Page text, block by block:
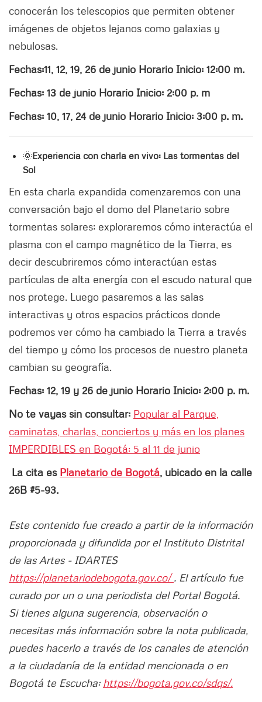
conocerán los telescopios que permiten obtener
imágenes de objetos lejanos como galaxias y
nebulosas.
Fechas:11, 12, 19, 26 de junio Horario Inicio: 12:00 m.
Fechas: 13 de junio Horario Inicio: 2:00 p. m
Fechas: 10, 17, 24 de junio Horario Inicio: 3:00 p. m.
🌞Experiencia con charla en vivo: Las tormentas del
Sol
En esta charla expandida comenzaremos con una
conversación bajo el domo del Planetario sobre
tormentas solares; exploraremos cómo interactúa el
plasma con el campo magnético de la Tierra, es
decir descubriremos cómo interactúan estas
partículas de alta energía con el escudo natural que
nos protege. Luego pasaremos a las salas
interactivas y otros espacios prácticos donde
podremos ver cómo ha cambiado la Tierra a través
del tiempo y cómo los procesos de nuestro planeta
cambian su geografía.
Fechas: 12, 19 y 26 de junio Horario Inicio: 2:00 p. m.
No te vayas sin consultar: Popular al Parque,
caminatas, charlas, conciertos y más en los planes
IMPERDIBLES en Bogotá: 5 al 11 de junio
La cita es Planetario de Bogotá, ubicado en la calle
26B #5-93.
Este contenido fue creado a partir de la información
proporcionada y difundida por el Instituto Distrital
de las Artes - IDARTES
https://planetariodebogota.gov.co/. El artículo fue
curado por un o una periodista del Portal Bogotá.
Si tienes alguna sugerencia, observación o
necesitas más información sobre la nota publicada,
puedes hacerlo a través de los canales de atención
a la ciudadanía de la entidad mencionada o en
Bogotá te Escucha: https://bogota.gov.co/sdqs/.